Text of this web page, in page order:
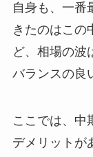
自身も、一番
きたのはこの
ど、相場の波
バランスの良
ここでは、中
デメリットが